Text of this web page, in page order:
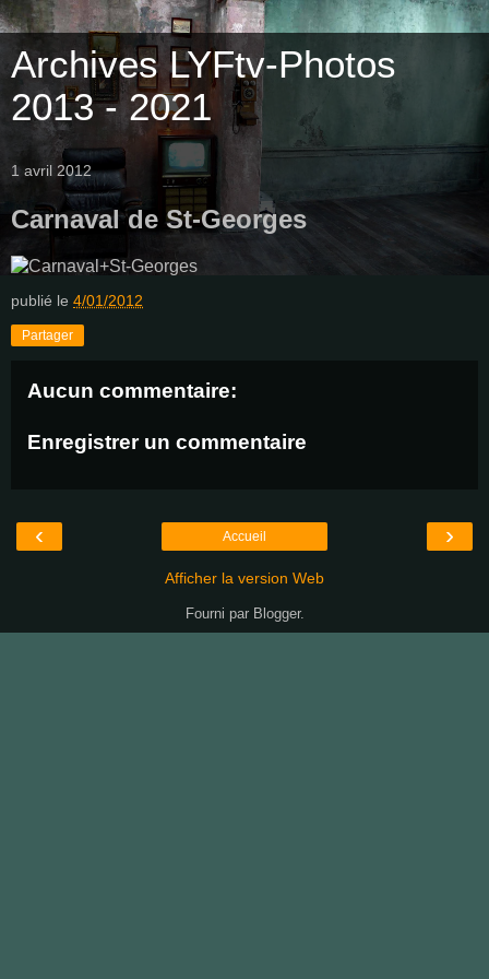
Archives LYFtv-Photos
2013 - 2021
1 avril 2012
Carnaval de St-Georges
publié le 4/01/2012
Partager
Aucun commentaire:
Enregistrer un commentaire
‹ ›
Accueil
Afficher la version Web
Fourni par Blogger.